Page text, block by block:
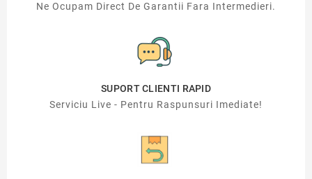
Ne Ocupam Direct De Garantii Fara Intermedieri.
SUPORT CLIENTI RAPID
Serviciu Live - Pentru Raspunsuri Imediate!